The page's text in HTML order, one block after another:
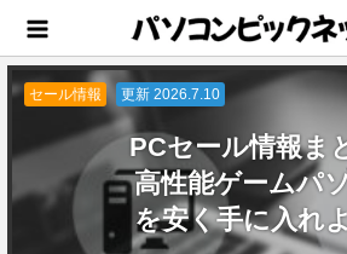
セール情報 更新 2026.7.10
PCセール情報ま
高性能ゲームパ
を安く手に入れ